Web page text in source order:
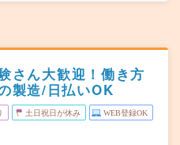
さん大歓迎！働き方
製造/日払いOK
土日祝日が休み WEB登録OK